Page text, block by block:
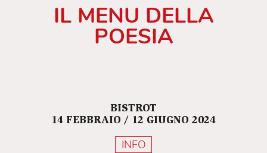
IL MENU DELLA
POESIA
BISTROT
14 FEBBRAIO / 12 GIUGNO 2024
INFO